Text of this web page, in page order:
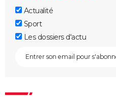
Actualité
Sport
Les dossiers d'actu